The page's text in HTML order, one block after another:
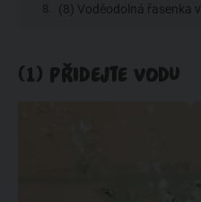
mechaniku
(8) Voděodolná řasenka v
(1) PŘIDEJTE VODU